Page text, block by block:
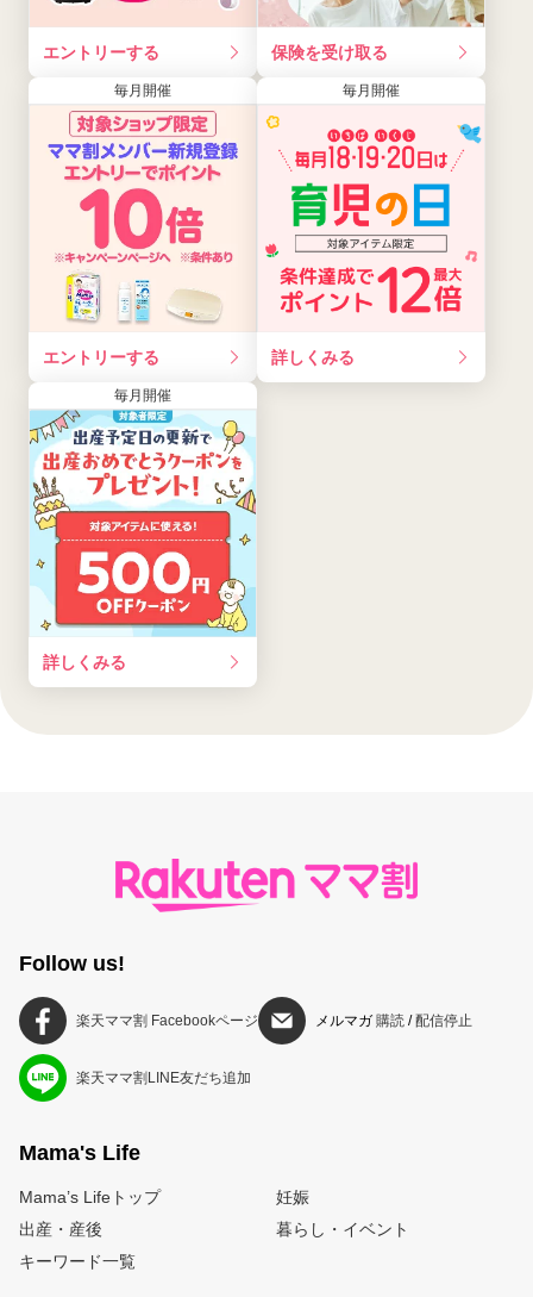
エントリーする 保険を受け取る
毎月開催
エントリーする
毎月開催
詳しくみる
毎月開催
詳しくみる
Follow us!
楽天ママ割 Facebookページ メルマガ 購読 /配信停止
楽天ママ割LINE友だち追加
Mama's Life
Mama’s Lifeトップ
妊娠
出産・産後
暮らし・イベント
キーワード一覧